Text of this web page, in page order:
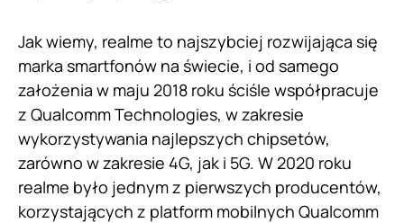
Jak wiemy, realme to najszybciej rozwijająca się
marka smartfonów na świecie, i od samego
założenia w maju 2018 roku ściśle współpracuje
z Qualcomm Technologies, w zakresie
wykorzystywania najlepszych chipsetów,
zarówno w zakresie 4G, jak i 5G. W 2020 roku
realme było jednym z pierwszych producentów,
korzystających z platform mobilnych Qualcomm